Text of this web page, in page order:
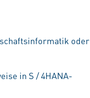
oder
in S / 4HANA-